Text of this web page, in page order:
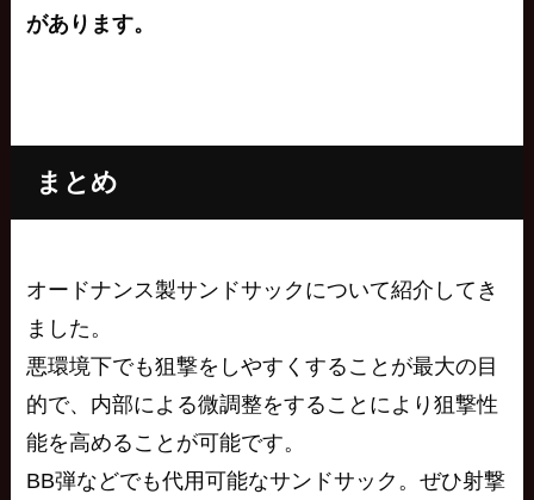
があります。
まとめ
オードナンス製サンドサックについて紹介してき
ました。
悪環境下でも狙撃をしやすくすることが最大の目
的で、内部による微調整をすることにより狙撃性
能を高めることが可能です。
BB弾などでも代用可能なサンドサック。ぜひ射撃